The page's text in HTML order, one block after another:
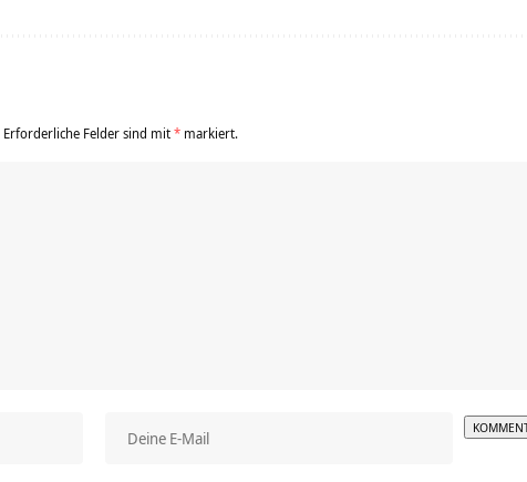
Erforderliche Felder sind mit* markiert.